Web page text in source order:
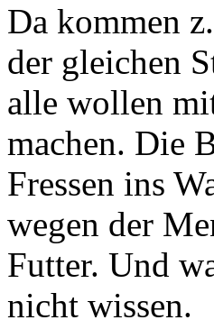
Da kommen
der gleichen
alle wollen
machen. Die
Fressen ins
wegen der
Futter. Und
nicht wissen.